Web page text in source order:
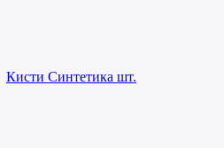
Кисти Синтетика шт.